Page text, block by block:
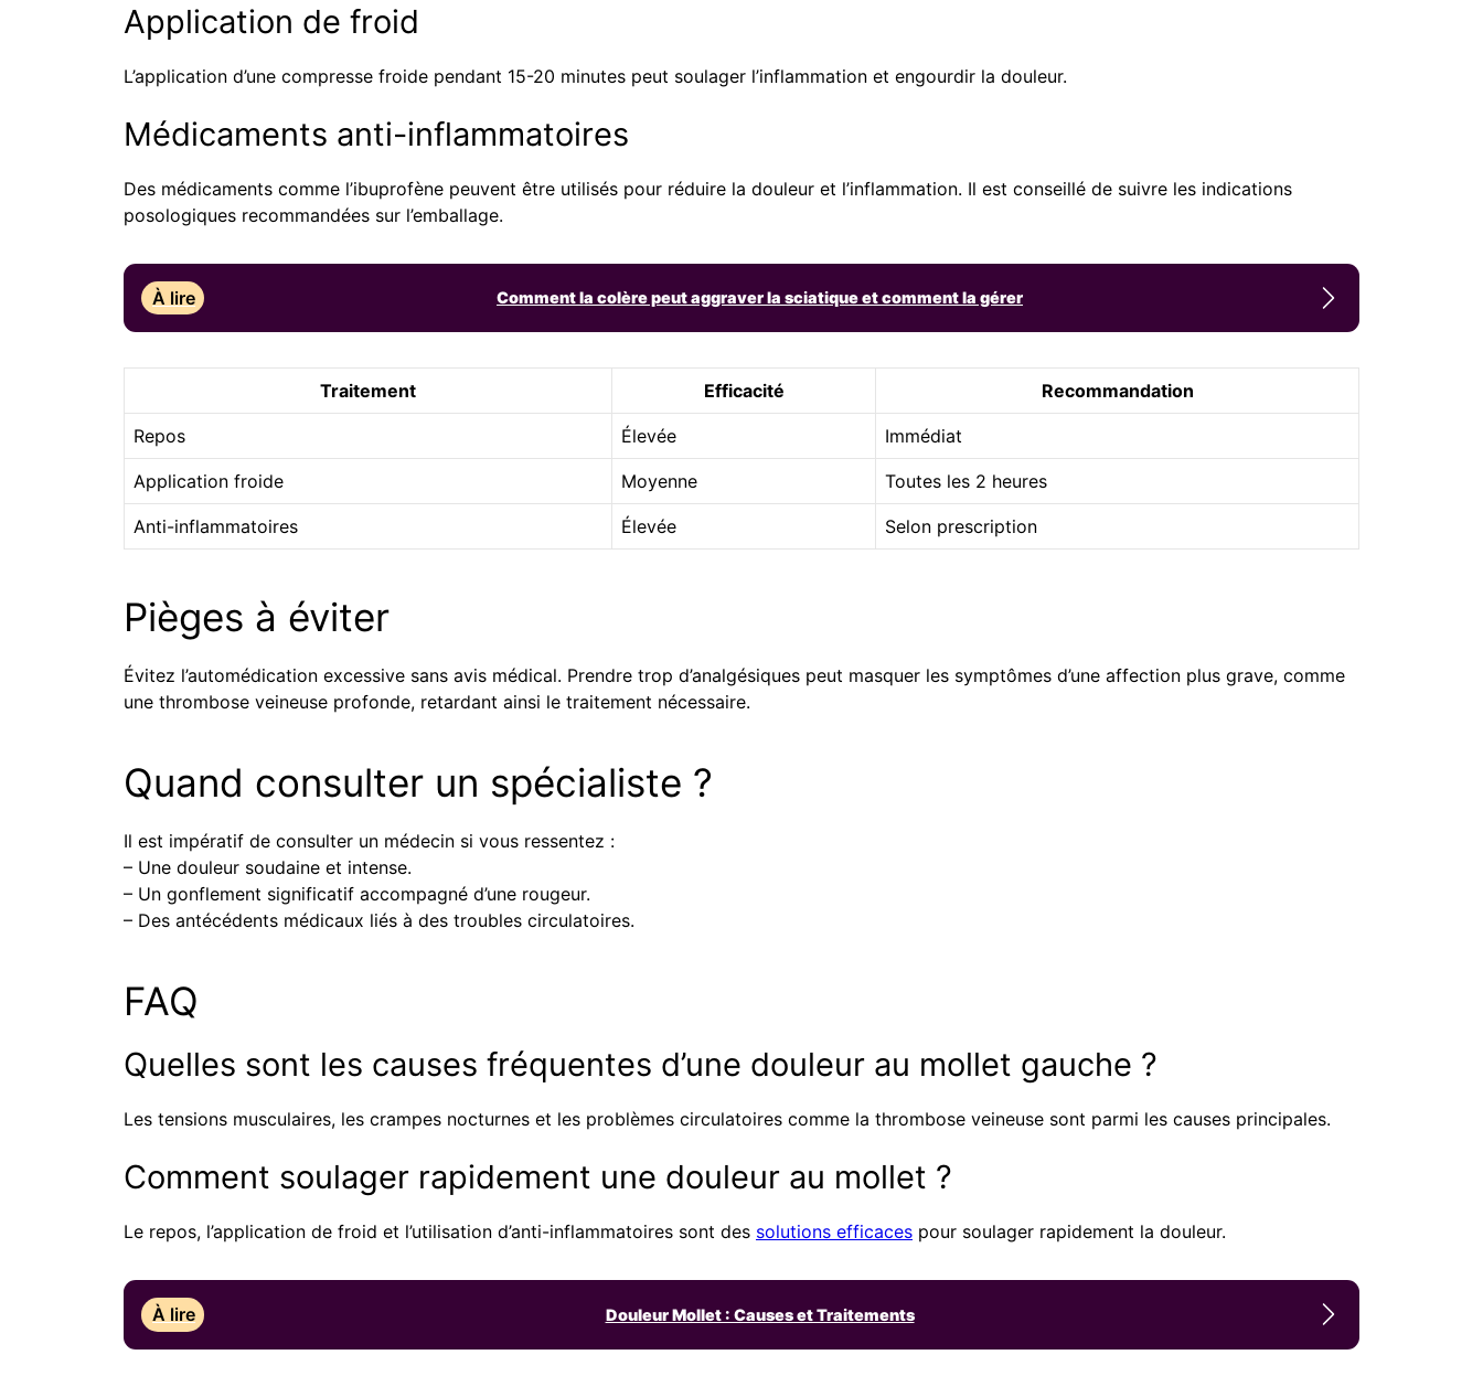
Application de froid
L’application d’une compresse froide pendant 15-20 minutes peut soulager l’inflammation et engourdir la douleur.
Médicaments anti-inflammatoires
Des médicaments comme l’ibuprofène peuvent être utilisés pour réduire la douleur et l’inflammation. Il est conseillé de suivre les indications
posologiques recommandées sur l’emballage.
À lire Comment la colère peut aggraver la sciatique et comment la gérer
Traitement Efficacité Recommandation
Repos Élevée Immédiat
Application froide Moyenne Toutes les 2 heures
Anti-inflammatoires Élevée Selon prescription
Pièges à éviter
Évitez l’automédication excessive sans avis médical. Prendre trop d’analgésiques peut masquer les symptômes d’une affection plus grave, comme
une thrombose veineuse profonde, retardant ainsi le traitement nécessaire.
Quand consulter un spécialiste ?
Il est impératif de consulter un médecin si vous ressentez :
– Une douleur soudaine et intense.
– Un gonflement significatif accompagné d’une rougeur.
– Des antécédents médicaux liés à des troubles circulatoires.
FAQ
Quelles sont les causes fréquentes d’une douleur au mollet gauche ?
Les tensions musculaires, les crampes nocturnes et les problèmes circulatoires comme la thrombose veineuse sont parmi les causes principales.
Comment soulager rapidement une douleur au mollet ?
Le repos, l’application de froid et l’utilisation d’anti-inflammatoires sont des solutions efficaces pour soulager rapidement la douleur.
À lire Douleur Mollet : Causes et Traitements